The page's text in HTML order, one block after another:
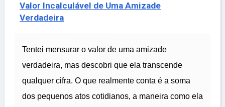
Valor Incalculável de Uma Amizade
Verdadeira
Tentei mensurar o valor de uma amizade
verdadeira, mas descobri que ela transcende
qualquer cifra. O que realmente conta é a soma
dos pequenos atos cotidianos, a maneira como ela